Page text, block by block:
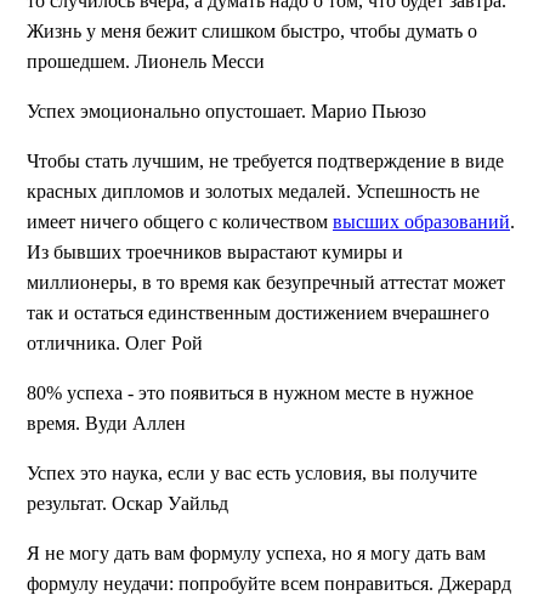
Жизнь у меня бежит слишком быстро, чтобы думать о
прошедшем. Лионель Месси
Успех эмоционально опустошает. Марио Пьюзо
Чтобы стать лучшим, не требуется подтверждение в виде
красных дипломов и золотых медалей. Успешность не
имеет ничего общего с количеством высших образований.
Из бывших троечников вырастают кумиры и
миллионеры, в то время как безупречный аттестат может
так и остаться единственным достижением вчерашнего
отличника. Олег Рой
80% успеха - это появиться в нужном месте в нужное
время. Вуди Аллен
Успех это наука, если у вас есть условия, вы получите
результат. Оскар Уайльд
Я не могу дать вам формулу успеха, но я могу дать вам
формулу неудачи: попробуйте всем понравиться. Джерард